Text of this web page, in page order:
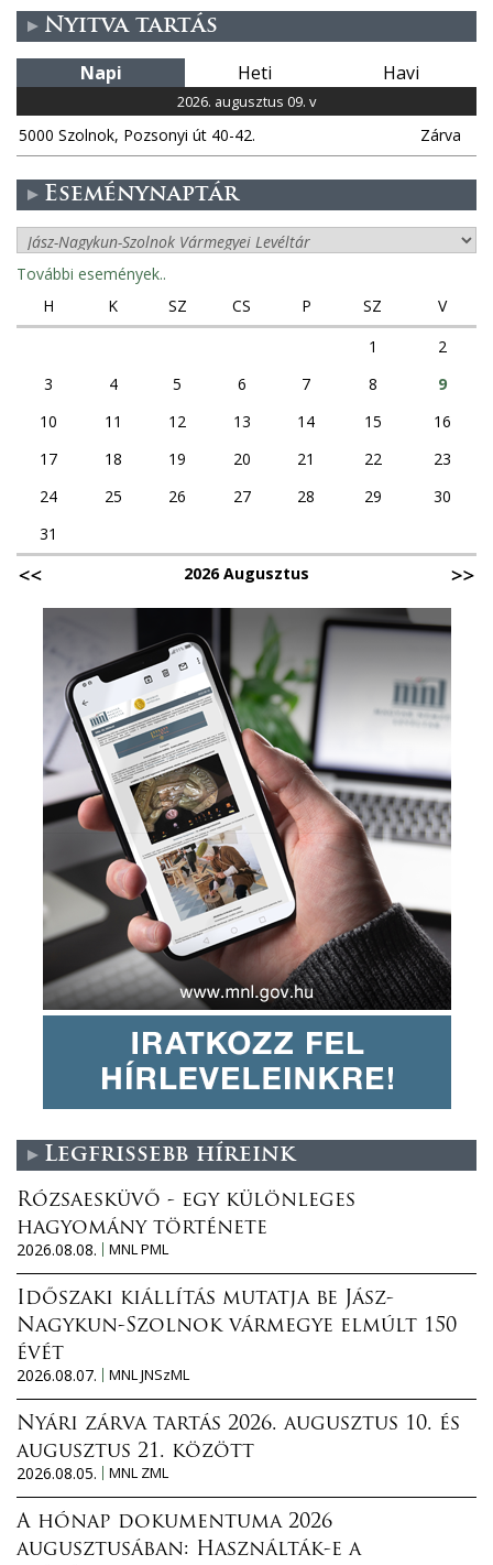
l
a
k
Nyitva tartás
Napi Heti Havi
2026. augusztus 09. v
5000 Szolnok, Pozsonyi út 40-42. Zárva
Eseménynaptár
További események..
H
K SZ CS P SZ
V
1
2
3
4 5 6 7 8
9
10
11 12 13 14 15
16
17
18 19 20 21 22
23
24
25 26 27 28 29
30
31
2026 Augusztus
Legfrissebb híreink
Rózsaesküvő - egy különleges
hagyomány története
2026.08.08.
MNL PML
Időszaki kiállítás mutatja be Jász-
Nagykun-Szolnok vármegye elmúlt 150
évét
2026.08.07.
MNL JNSzML
Nyári zárva tartás 2026. augusztus 10. és
augusztus 21. között
2026.08.05.
MNL ZML
A hónap dokumentuma 2026
augusztusában: Használták-e a